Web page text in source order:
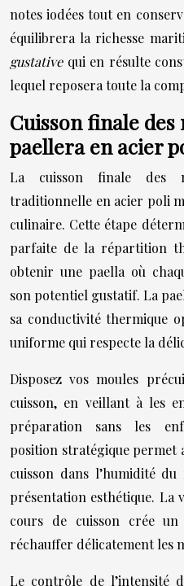
notes iodées tout en
équilibrera la richesse
gustative qui en résulte
lequel reposera toute la
Cuisson finale des
paellera en acier
La cuisson finale des
traditionnelle en acier poli
culinaire. Cette étape
parfaite de la répartition
obtenir une paella où
son potentiel gustatif. La
sa conductivité thermique
uniforme qui respecte la
Disposez vos moules
cuisson, en veillant à les
préparation sans les
position stratégique permet
cuisson dans l’humidité
présentation esthétique. La
cours de cuisson crée
réchauffer délicatement les
Le contrôle de l’intensité